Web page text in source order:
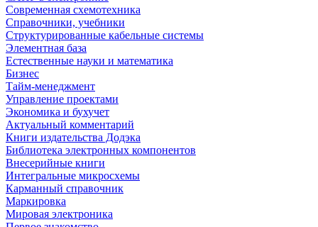
Современная схемотехника
Справочники, учебники
Структурированные кабельные системы
Элементная база
Естественные науки и математика
Бизнес
Тайм-менеджмент
Управление проектами
Экономика и бухучет
Актуальный комментарий
Книги издательства Додэка
Библиотека электронных компонентов
Внесерийные книги
Интегральные микросхемы
Карманный справочник
Маркировка
Мировая электроника